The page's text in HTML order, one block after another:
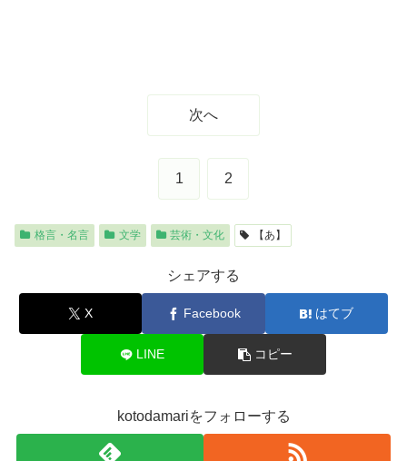
次へ
1 2
格言・名言 文学 芸術・文化 【あ】
シェアする
X Facebook はてブ
LINE コピー
kotodamariをフォローする